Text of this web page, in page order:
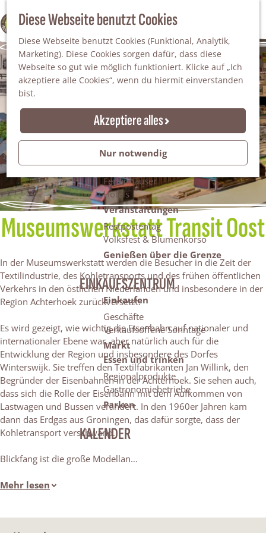
Diese Webseite benutzt Cookies
Diese Webseite benutzt Cookies (Funktional, Analytik,
Marketing). Diese Cookies sorgen dafür, dass diese
Webseite so gut wie möglich funktioniert. Klicke auf „Ich
akzeptiere alle Cookies“, wenn du hiermit einverstanden
bist.
Akzeptiere alles
Nur notwendig
100% WINTERSWIJK
S
u
c
h
e
n
M
e
n
ü
Da staunt man!
Freiheitsbäume
Natur
Naturgebiete
Nationaler Landschaftspark Winterswijk
Der Steingrube
Gärten & Parks
Übernachten
Campingplätze & Ferienparks
Gruppenunterkünfte
Bed & Breakfasts
Ferienhäuser
Hotels
Veranstaltungen
Restpostentag
Volksfest & Blumenkorso
Genießen über die Grenze
EINKAUFSZENTRUM
Einkaufen
Geschäfte
Verkaufsoffene Sonntage
Markt
Essen und trinken
Regionalprodukte
Gastronomiebetriebe
Parken
KALENDER
Museumswerkstatt Transit Oost
In der Museumswerkstatt werden die Besucher in die Zeit der
Textilindustrie, des Kohletransports und des frühen öffentlichen
Verkehrs in den östlichen Niederlanden und insbesondere in der
Region Achterhoek zurückversetzt.
Es wird gezeigt, wie wichtig die Eisenbahn auf nationaler und
internationaler Ebene war, aber natürlich auch für die
Entwicklung der Region und insbesondere des Dorfes
Winterswijk. Sie treffen den Textilfabrikanten Jan Willink, den
Begründer der Eisenbahnen in der Achterhoek. Sie sehen auch,
dass sich die Rolle der Eisenbahn mit dem Aufkommen von
Lastwagen und Bussen verändert. In den 1960er Jahren kam
dann das Erdgas aus Groningen, das dafür sorgte, dass der
Kohletransport verschwand.
Blickfang ist die große Modellan…
Mehr lesen